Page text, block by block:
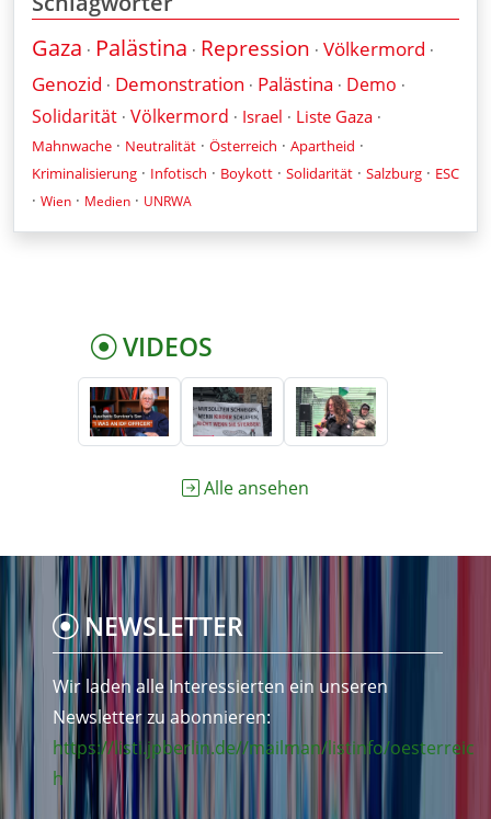
Gaza · Palästina · Repression · Völkermord ·
Genozid · Demonstration · Palästina · Demo ·
Solidarität · Völkermord · Israel · Liste Gaza ·
Mahnwache · Neutralität · Österreich · Apartheid ·
Kriminalisierung · Infotisch · Boykott · Solidarität · Salzburg · ESC
· Wien · Medien · UNRWA
VIDEOS
Alle ansehen
NEWSLETTER
Wir laden alle Interessierten ein unseren
Newsletter zu abonnieren:
https://listi.jpberlin.de//mailman/listinfo/oesterreic
h